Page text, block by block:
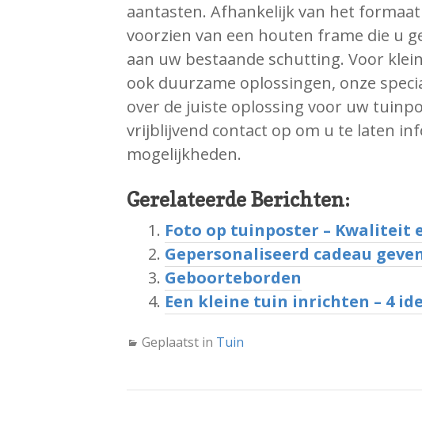
aantasten. Afhankelijk van het
voorzien van een houten frame die u
aan uw bestaande schutting. Voor
ook duurzame oplossingen, onze
over de juiste oplossing voor uw
vrijblijvend contact op om u te laten
mogelijkheden.
Gerelateerde Berichten:
Foto op tuinposter – Kwaliteit
Gepersonaliseerd cadeau
Geboorteborden
Een kleine tuin inrichten – 4
Geplaatst in Tuin